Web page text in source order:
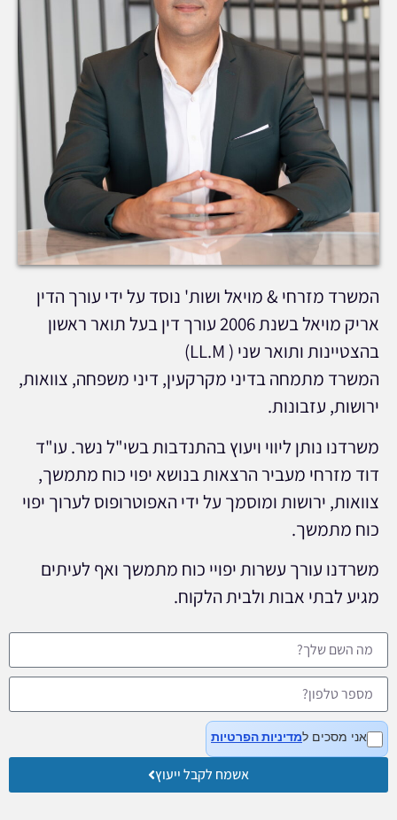
המשרד מזרחי & מויאל ושות' נוסד על ידי עורך הדין
אריק מויאל בשנת 2006 עורך דין בעל תואר ראשון
בהצטיינות ותואר שני ( LL.M)
המשרד מתמחה בדיני מקרקעין, דיני משפחה, צוואות,
ירושות, עזבונות.
משרדנו נותן ליווי ויעוץ בהתנדבות בשי"ל נשר. עו"ד
דוד מזרחי מעביר הרצאות בנושא יפוי כוח מתמשך,
צוואות, ירושות ומוסמך על ידי האפוטרופוס לערוך יפוי
כוח מתמשך.
משרדנו עורך עשרות יפויי כוח מתמשך ואף לעיתים
מגיע לבתי אבות ולבית הלקוח.
אני מסכים למדיניות הפרטיות
אשמח לקבל ייעוץ